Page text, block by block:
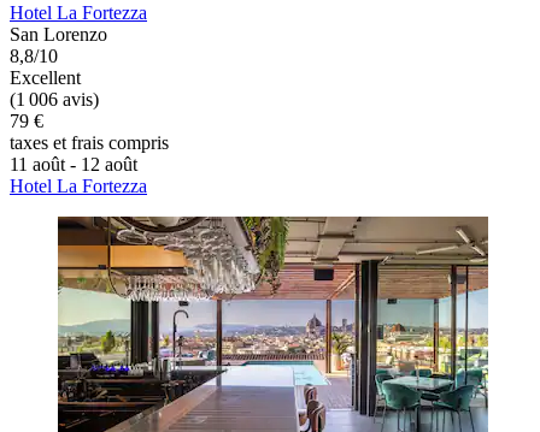
Hotel La Fortezza
San Lorenzo
8,8/10
Excellent
(1 006 avis)
79 €
taxes et frais compris
11 août - 12 août
Hotel La Fortezza